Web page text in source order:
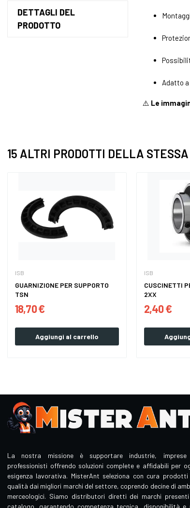
DETTAGLI DEL
PRODOTTO
Adatto
⚠️ Le
15 ALTRI PRODOTTI DELLA
ISB
GUARNIZIONE PER SUPPORTO
TSN
18,70 €
Aggiungi al carrello
ISB
CUSCINETTI
2XX
2,40 €
La nostra missione è supportare industrie,
professionisti offrendo soluzioni complete e affidabili per
esigenza lavorativa. MisterAnt seleziona con cura prodotti
qualità dai migliori marchi del settore, coprendo decine di
merceologici. Siamo distributori diretti dei marchi
catalogo, garantendo competenza tecnica, disponibilità e